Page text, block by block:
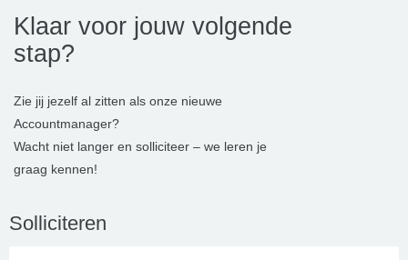
Klaar voor jouw volgende
stap?
Zie jij jezelf al zitten als onze nieuwe
Accountmanager?
Wacht niet langer en solliciteer – we leren je
graag kennen!
Solliciteren